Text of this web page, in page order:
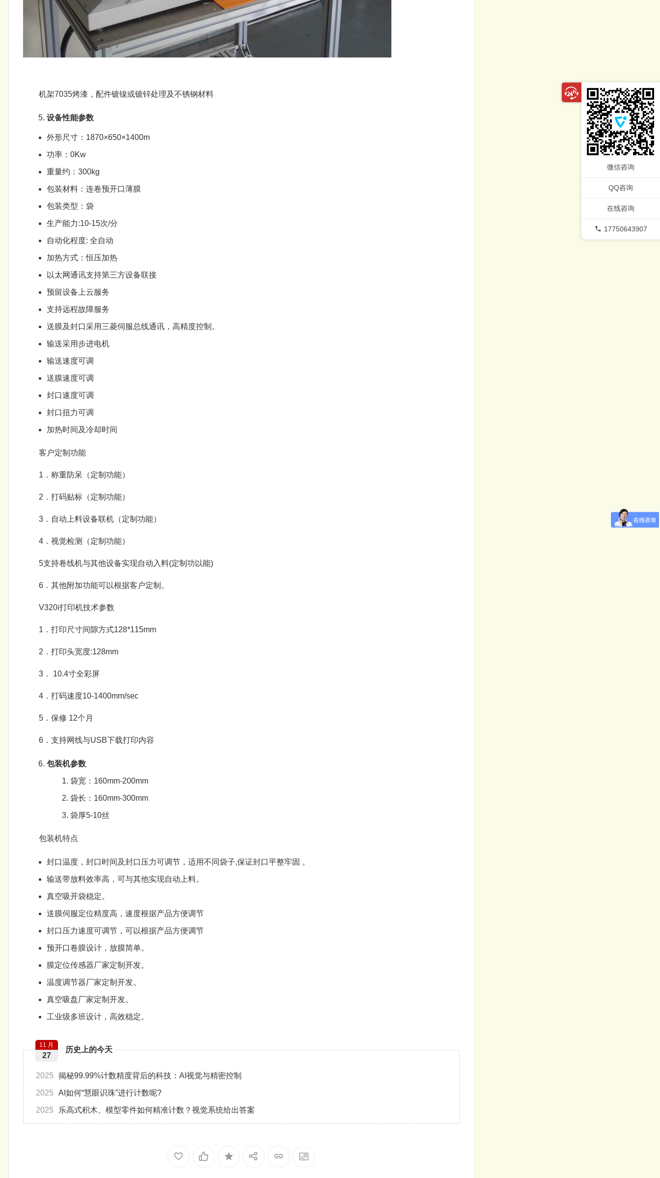
机架7035烤漆，配件镀镍或镀锌处理及不锈钢材料
设备性能参数
外形尺寸：1870×650×1400m
功率：0Kw
重量约：300kg
包装材料：连卷预开口薄膜
包装类型：袋
生产能力:10-15次/分
自动化程度: 全自动
加热方式：恒压加热
以太网通讯支持第三方设备联接
预留设备上云服务
支持远程故障服务
送膜及封口采用三菱伺服总线通讯，高精度控制。
输送采用步进电机
输送速度可调
送膜速度可调
封口速度可调
封口扭力可调
加热时间及冷却时间
客户定制功能
1．称重防呆（定制功能）
2．打码贴标（定制功能）
3．自动上料设备联机（定制功能）
4．视觉检测（定制功能）
5支持卷线机与其他设备实现自动入料(定制功以能)
6．其他附加功能可以根据客户定制。
V320i打印机技术参数
1．打印尺寸间隙方式128*115mm
2．打印头宽度:128mm
3． 10.4寸全彩屏
4．打码速度10-1400mm/sec
5．保修 12个月
6．支持网线与USB下载打印内容
包装机参数
袋宽：160mm-200mm
袋长：160mm-300mm
袋厚5-10丝
包装机特点
封口温度，封口时间及封口压力可调节，适用不同袋子,保证封口平整牢固 。
输送带放料效率高，可与其他实现自动上料。
真空吸开袋稳定。
送膜伺服定位精度高，速度根据产品方便调节
封口压力速度可调节，可以根据产品方便调节
预开口卷膜设计，放膜简单。
膜定位传感器厂家定制开发。
温度调节器厂家定制开发。
真空吸盘厂家定制开发。
工业级多班设计，高效稳定。
历史上的今天
11 月
27
2025 揭秘99.99%计数精度背后的科技：AI视觉与精密控制
2025 AI如何“慧眼识珠”进行计数呢?
2025 乐高式积木、模型零件如何精准计数？视觉系统给出答案
微信咨询
QQ咨询
在线咨询
17750643907